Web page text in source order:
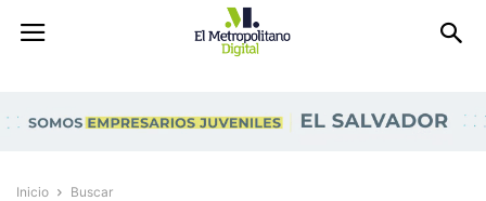
Inicio Buscar